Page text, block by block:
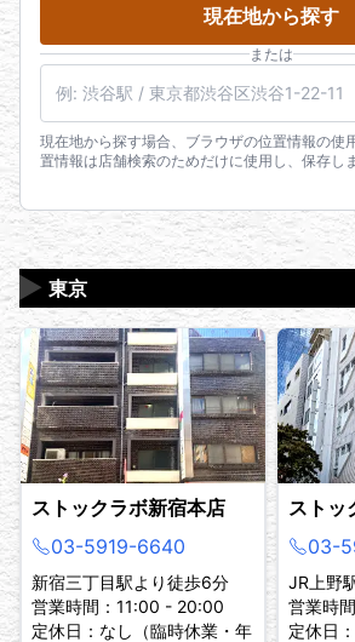
現在地から探す
または
現在地から探す場合、ブラウザの位置情報の使
置情報は店舗検索のためだけに使用し、保存し
東京
▶
ストックラボ新宿本店
03-5919-6640
新宿三丁目駅より徒歩6分
営業時間：11:00 - 20:00
定休日：なし（臨時休業・年
ストッ
03-
JR上野
営業時
定休日